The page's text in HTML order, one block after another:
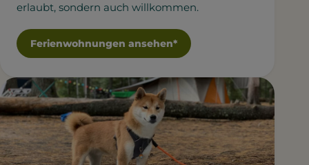
erlaubt, sondern auch willkommen.
Ferienwohnungen ansehen*